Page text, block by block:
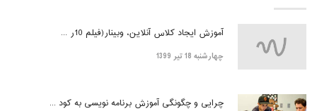
آموزش ایجاد کلاس آنلاین، وبینار(فیلم 10ر ...
چهارشنبه 18 تیر 1399
چرایی و چگونگی آموزش برنامه نویسی به کود ...